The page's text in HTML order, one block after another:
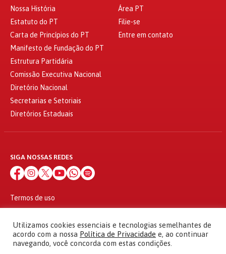
Nossa História
Estatuto do PT
Carta de Princípios do PT
Manifesto de Fundação do PT
Estrutura Partidária
Comissão Executiva Nacional
Diretório Nacional
Secretarias e Setoriais
Diretórios Estaduais
Área PT
Filie-se
Entre em contato
SIGA NOSSAS REDES
Termos de uso
© 2010 - 2026
Partido dos Trabalhadores Todos os direitos reservados
Utilizamos cookies essenciais e tecnologias semelhantes de
acordo com a nossa Política de Privacidade e, ao continuar
navegando, você concorda com estas condições.